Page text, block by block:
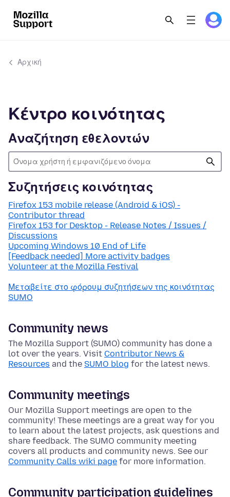
Αρχική
Κέντρο κοινότητας
Αναζήτηση εθελοντών
Συζητήσεις κοινότητας
Firefox 153 mobile release (Android & iOS) -
Contributor thread
Firefox 153 for Desktop - Release Notes / Issues /
Discussions
Upcoming Windows 10 End of Life
[Feedback needed] More activity badges
Volunteer at the Mozilla Festival
Μεταβείτε στο φόρουμ συζητήσεων της κοινότητας
SUMO
Community news
The Mozilla Support (SUMO) community has done a
lot over the years. Visit Contributor News &
Resources and the SUMO blog for the latest news.
Community meetings
Our Mozilla Support meetings are open to the
community! These meetings are a great way for you
to learn about the latest projects, ask questions and
share feedback. The SUMO community meeting
covers all products and community news. See our
Community Calls wiki page for more information.
Community participation guidelines